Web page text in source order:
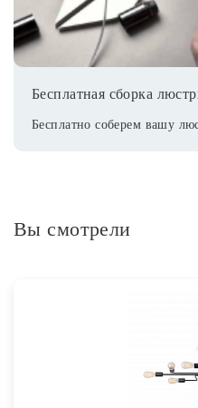
Бесплатная сборка
Бесплатно соберем вашу
Вы смотрели